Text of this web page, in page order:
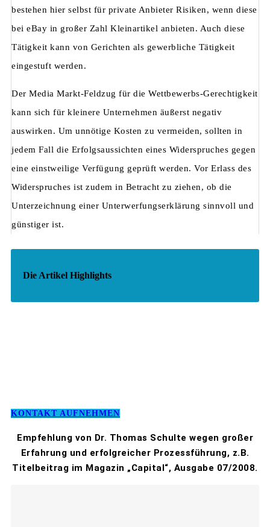
bestehen hier selbst für private Anbieter Risiken, wenn diese
bei eBay in großer Zahl Kleinartikel anbieten. Auch diese
Tätigkeit kann von Gerichten als gewerbliche Tätigkeit
eingestuft werden.
Der Media Markt-Feldzug für die Wettbewerbs-Gerechtigkeit
kann sich für kleinere Unternehmen äußerst negativ
auswirken. Um unnötige Kosten zu vermeiden, sollten in
jedem Fall die Erfolgsaussichten eines Widerspruches gegen
eine einstweilige Verfügung geprüft werden. Vor Erlass des
Widerspruches ist zudem in Betracht zu ziehen, ob die
Unterzeichnung einer Unterwerfungserklärung sinnvoll und
günstiger ist.
Die Artikel Highlights
KONTAKT AUFNEHMEN
Empfehlung von Dr. Thomas Schulte wegen großer
Erfahrung und erfolgreicher Prozessführung, z.B.
Titelbeitrag im Magazin „Capital“, Ausgabe 07/2008.